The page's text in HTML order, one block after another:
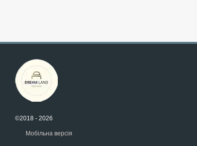
©2018 - 2026
Мобільна версія